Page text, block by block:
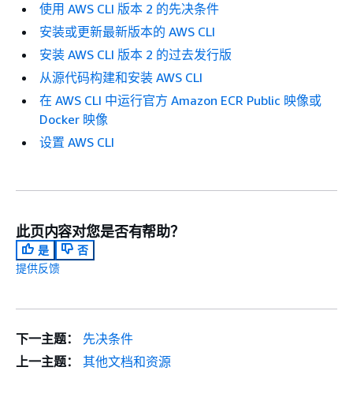
使用 AWS CLI 版本 2 的先决条件
安装或更新最新版本的 AWS CLI
安装 AWS CLI 版本 2 的过去发行版
从源代码构建和安装 AWS CLI
在 AWS CLI 中运行官方 Amazon ECR Public 映像或
Docker 映像
设置 AWS CLI
此页内容对您是否有帮助？
是
否
提供反馈
下一主题：
先决条件
上一主题：
其他文档和资源